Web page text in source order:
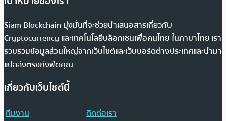
Siam Blockchain มุ่งมั่นที่จะช่วยนำเสนอสารเกี่ยวกับ
Cryptocurrency และเทคโนโลยีบล็อกเชนเพื่อคนไทย ในภาษาไทย เรา
รวบรวมข้อมูลส่วนใหญ่จากเว็บไซต์และเว็บบอร์ดต่างประเทศและนำมา
แปลส่งตรงถึงฟีดคุณ
เกี่ยวกับเว็บไซต์นี้
ทีมงาน
ติดต่อเรา